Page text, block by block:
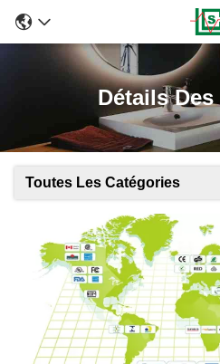
Détails
Toutes Les Catégories